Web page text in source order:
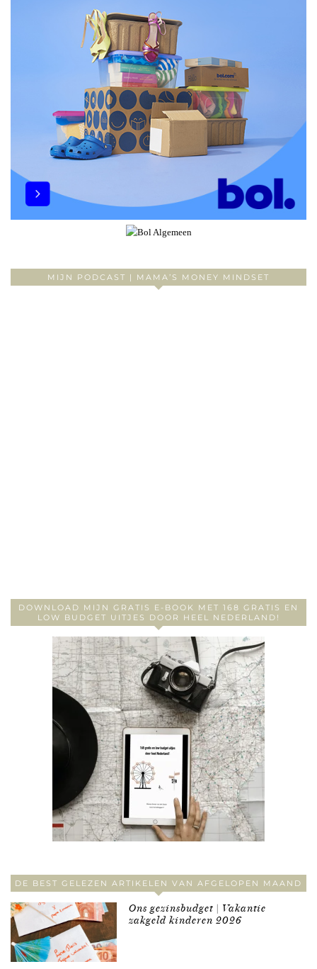
MIJN PODCAST | MAMA’S MONEY MINDSET
DOWNLOAD MIJN GRATIS E-BOOK MET 168 GRATIS EN
LOW BUDGET UITJES DOOR HEEL NEDERLAND!
DE BEST GELEZEN ARTIKELEN VAN AFGELOPEN MAAND
Ons gezinsbudget | Vakantie
zakgeld kinderen 2026